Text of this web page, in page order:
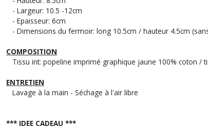
- Largeur: 10.5 -12cm
- Epaisseur: 6cm
- Dimensions du fermoir: long 10.5cm / hauteur 4.5cm
COMPOSITION
Tissu int: popeline imprimé graphique jaune 100% coton /
ENTRETIEN
Lavage à la main - Séchage à l'air libre
*** IDEE CADEAU ***